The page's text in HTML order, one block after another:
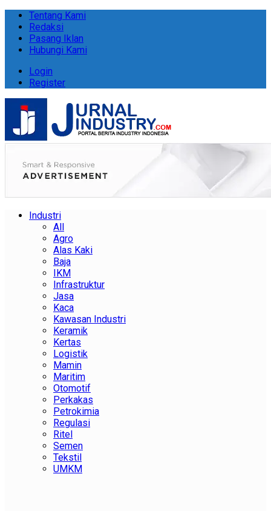
Tentang Kami
Redaksi
Pasang Iklan
Hubungi Kami
Login
Register
Industri
All
Agro
Alas Kaki
Baja
IKM
Infrastruktur
Jasa
Kaca
Kawasan Industri
Keramik
Kertas
Logistik
Mamin
Maritim
Otomotif
Perkakas
Petrokimia
Regulasi
Ritel
Semen
Tekstil
UMKM